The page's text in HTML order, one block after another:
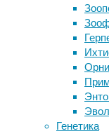
Генетика
Вене
конгресс
(ECR)
одно
Реакция